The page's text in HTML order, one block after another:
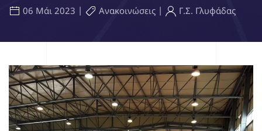
06 Μάι 2023 | Ανακοινώσεις | Γ.Σ. Γλυφάδας